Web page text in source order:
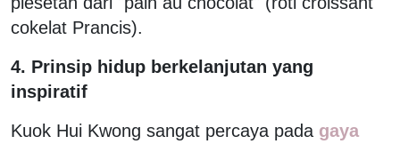
cokelat Prancis).
4. Prinsip hidup berkelanjutan yang
inspiratif
Kuok Hui Kwong sangat percaya pada gaya